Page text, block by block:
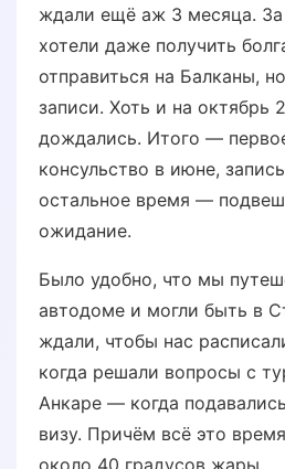
ждали ещё аж 3 месяца.
хотели даже получить
отправиться на Балканы,
записи. Хоть и на октябрь
дождались. Итого —
консульство в июне,
остальное время —
ожидание.
Было удобно, что мы
автодоме и могли быть в
ждали, чтобы нас
когда решали вопросы с
Анкаре — когда
визу. Причём всё это